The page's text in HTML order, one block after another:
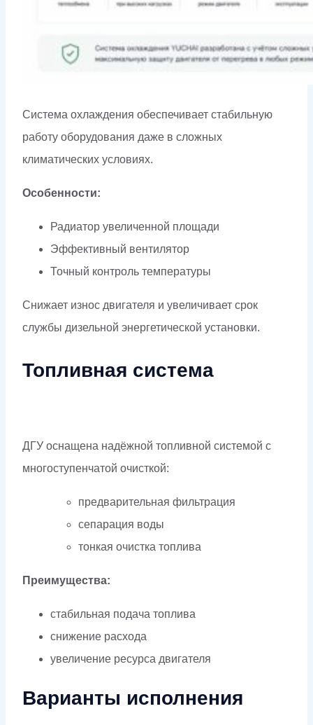
Система охлаждения обеспечивает стабильную
работу оборудования даже в сложных
климатических условиях.
Особенности:
Радиатор увеличенной площади
Эффективный вентилятор
Точный контроль температуры
Снижает износ двигателя и увеличивает срок
службы дизельной энергетической установки.
Топливная система
ДГУ оснащена надёжной топливной системой с
многоступенчатой очисткой:
предварительная фильтрация
сепарация воды
тонкая очистка топлива
Преимущества:
стабильная подача топлива
снижение расхода
увеличение ресурса двигателя
Варианты исполнения